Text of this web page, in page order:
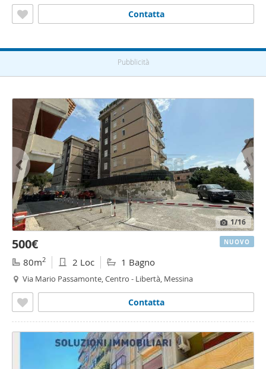
Contatta
Pubblicità
1/16
500€
80m2 2 Loc 1 Bagno
Via Mario Passamonte, Centro - Libertà, Messina
Contatta
NUOVO